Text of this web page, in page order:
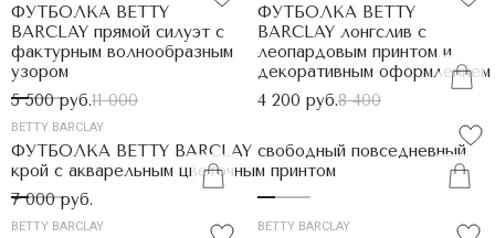
ФУТБОЛКА BETTY
BARCLAY прямой силуэт с
фактурным волнообразным
узором
5 500 руб.11 000
ФУТБОЛКА BETTY
BARCLAY лонгслив с
леопардовым принтом и
декоративным оформлением
4 200 руб.8 400
BETTY BARCLAY
ФУТБОЛКА BETTY BARCLAY свободный повседневный
крой с акварельным цветочным принтом
7 000 руб.
BETTY BARCLAY BETTY BARCLAY